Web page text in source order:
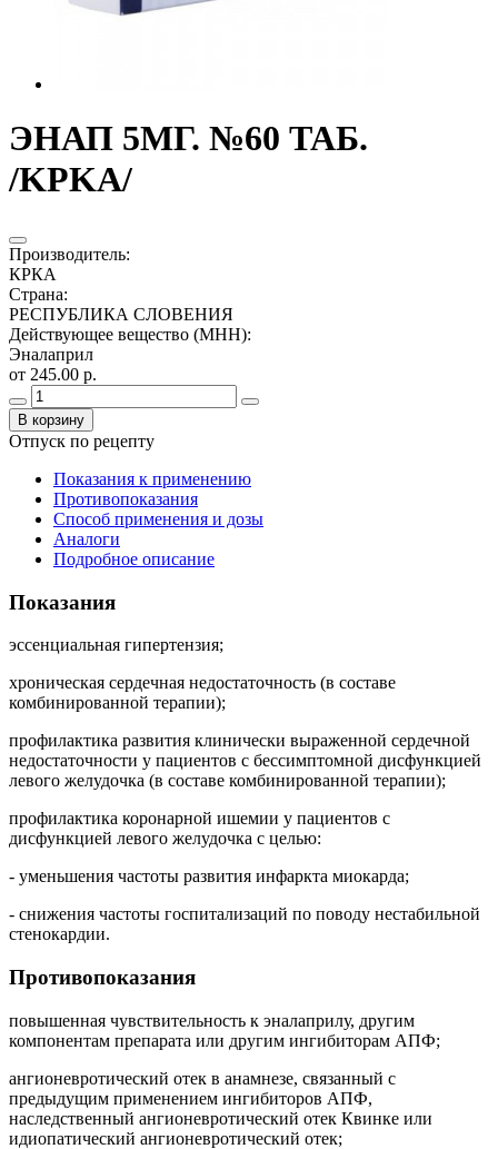
ЭНАП 5МГ. №60 ТАБ.
/KPKA/
Производитель:
КРКА
Страна:
РЕСПУБЛИКА СЛОВЕНИЯ
Действующее вещество (МНН):
Эналаприл
от 245.00 р.
В корзину
Отпуск по рецепту
Показания к применению
Противопоказания
Способ применения и дозы
Аналоги
Подробное описание
Показания
эссенциальная гипертензия;
хроническая сердечная недостаточность (в составе
комбинированной терапии);
профилактика развития клинически выраженной сердечной
недостаточности у пациентов с бессимптомной дисфункцией
левого желудочка (в составе комбинированной терапии);
профилактика коронарной ишемии у пациентов с
дисфункцией левого желудочка с целью:
- уменьшения частоты развития инфаркта миокарда;
- снижения частоты госпитализаций по поводу нестабильной
стенокардии.
Противопоказания
повышенная чувствительность к эналаприлу, другим
компонентам препарата или другим ингибиторам АПФ;
ангионевротический отек в анамнезе, связанный с
предыдущим применением ингибиторов АПФ,
наследственный ангионевротический отек Квинке или
идиопатический ангионевротический отек;